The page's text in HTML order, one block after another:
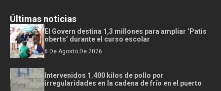
Últimas noticias
El Govern destina 1,3 millones para ampliar ‘Patis
oberts’ durante el curso escolar
6 De Agosto De 2026
Intervenidos 1.400 kilos de pollo por
irregularidades en la cadena de frío en el puerto